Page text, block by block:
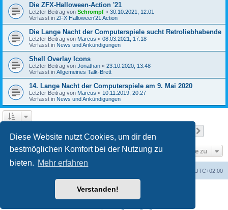
Diese Website nutzt Cookies, um dir den
bestmöglichen Komfort bei der Nutzung zu
bieten. Mehr erfahren
Verstanden!
Die ZFX-Halloween-Action '21
Letzter Beitrag von Schrompf « 30.10.2021, 12:01
Verfasst in ZFX Halloween'21 Action
Die Lange Nacht der Computerspiele sucht Retroliebhabende
Letzter Beitrag von Marcus « 08.03.2021, 17:18
Verfasst in News und Ankündigungen
Shell Overlay Icons
Letzter Beitrag von Jonathan « 23.10.2020, 13:48
Verfasst in Allgemeines Talk-Brett
14. Lange Nacht der Computerspiele am 9. Mai 2020
Letzter Beitrag von Marcus « 10.11.2019, 20:27
Verfasst in News und Ankündigungen
Gehe zu
UTC+02:00
Powered byphpBB® Forum Software © phpBB Limited
phpBB.de